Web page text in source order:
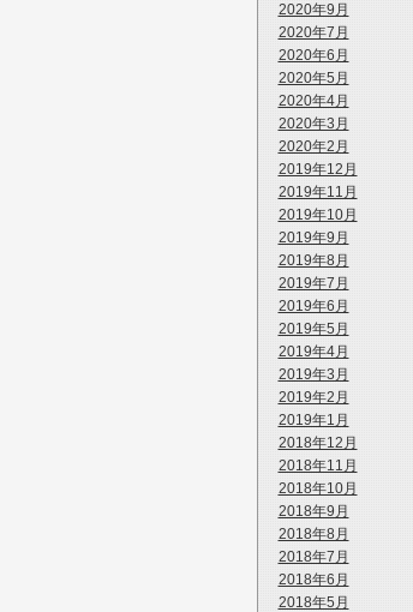
2020年9月
2020年7月
2020年6月
2020年5月
2020年4月
2020年3月
2020年2月
2019年12月
2019年11月
2019年10月
2019年9月
2019年8月
2019年7月
2019年6月
2019年5月
2019年4月
2019年3月
2019年2月
2019年1月
2018年12月
2018年11月
2018年10月
2018年9月
2018年8月
2018年7月
2018年6月
2018年5月